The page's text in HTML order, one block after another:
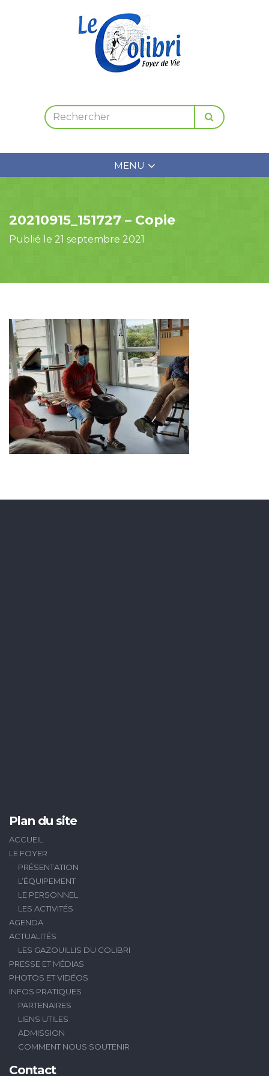
MENU
20210915_151727 – Copie
Publié le 21 septembre 2021
Plan du site
ACCUEIL
LE FOYER
PRÉSENTATION
L’ÉQUIPEMENT
LE PERSONNEL
LES ACTIVITÉS
AGENDA
ACTUALITÉS
LES GAZOUILLIS DU COLIBRI
PRESSE ET MÉDIAS
PHOTOS ET VIDÉOS
INFOS PRATIQUES
PARTENAIRES
LIENS UTILES
ADMISSION
COMMENT NOUS SOUTENIR
Contact